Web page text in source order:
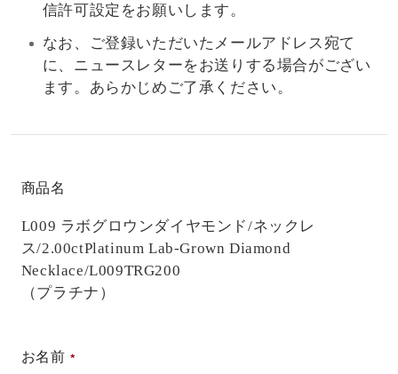
信許可設定をお願いします。
なお、ご登録いただいたメールアドレス宛て
に、ニュースレターをお送りする場合がござい
ます。あらかじめご了承ください。
商品名
L009 ラボグロウンダイヤモンド/ネックレ
ス/2.00ctPlatinum Lab-Grown Diamond
Necklace/L009TRG200
（プラチナ）
お名前